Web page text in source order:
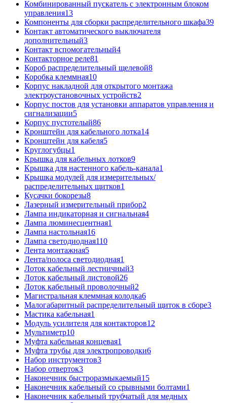
Комбинированный пускатель с электронным блоком
управления13
Компоненты для сборки распределительного шкафа39
Контакт автоматического выключателя
дополнительный3
Контакт вспомогательный4
Контакторное реле81
Короб распределительный щелевой8
Коробка клеммная10
Корпус накладной для открытого монтажа
электроустановочных устройств2
Корпус постов для установки аппаратов управления и
сигнализации5
Корпус пустотелый86
Кронштейн для кабельного лотка14
Кронштейн для кабеля5
Круглогубцы1
Крышка для кабельных лотков9
Крышка для настенного кабель-канала1
Крышка модулей для измерительных/
распределительных щитков1
Кусачки бокорезы8
Лазерный измерительный прибор2
Лампа индикаторная и сигнальная4
Лампа люминесцентная1
Лампа настольная16
Лампа светодиодная110
Лента монтажная5
Лента/полоса светодиодная1
Лоток кабельный лестничный3
Лоток кабельный листовой26
Лоток кабельный проволочный2
Магистральная клеммная колодка6
Малогабаритный распределительный щиток в сборе3
Мастика кабельная1
Модуль усилителя для контакторов12
Мультиметр10
Муфта кабельная концевая1
Муфта трубы для электропроводки6
Набор инструментов3
Набор отверток3
Наконечник быстроразмыкаемый15
Наконечник кабельный со срывными болтами1
Наконечник кабельный трубчатый для медных